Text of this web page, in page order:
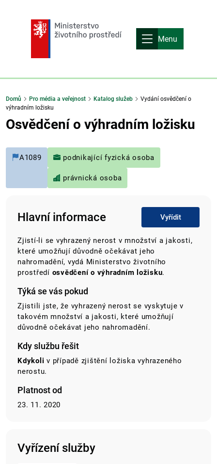
Menu
Domů Pro média a veřejnost Katalog služeb
Vydání osvědčení o
výhradním ložisku
Osvědčení o výhradním ložisku
A1089 podnikající fyzická osoba
právnická osoba
Hlavní informace Vyřídit
Zjistí-li se vyhrazený nerost v množství a jakosti,
které umožňují důvodně očekávat jeho
nahromadění, vydá Ministerstvo životního
prostředí osvědčení o výhradním ložisku.
Týká se vás pokud
Zjistili jste, že vyhrazený nerost se vyskytuje v
takovém množství a jakosti, které umožňují
důvodně očekávat jeho nahromadění.
Kdy službu řešit
Kdykoli v případě zjištění ložiska vyhrazeného
nerostu.
Platnost od
23. 11. 2020
Vyřízení služby